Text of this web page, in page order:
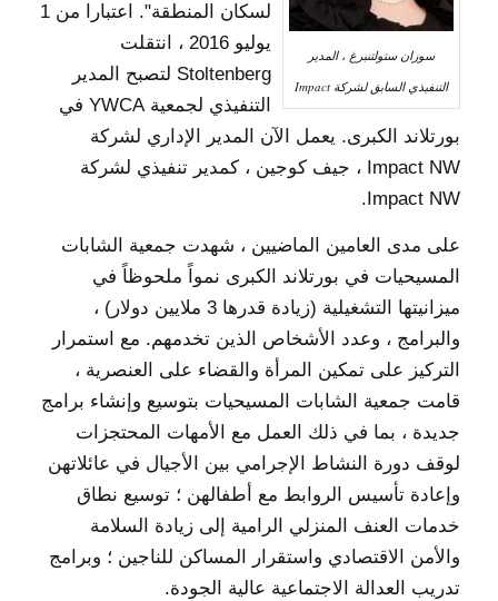
سوزان ستولتنبرغ ، المدير
التنفيذي السابق لشركة Impact
لسكان المنطقة". اعتبارا من 1
يوليو 2016 ، انتقلت
Stoltenberg لتصبح المدير
التنفيذي لجمعية YWCA في
بورتلاند الكبرى. يعمل الآن المدير الإداري لشركة
Impact NW ، جيف كوجين ، كمدير تنفيذي لشركة
Impact NW.
على مدى العامين الماضيين ، شهدت جمعية الشابات
المسيحيات في بورتلاند الكبرى نمواً ملحوظاً في
ميزانيتها التشغيلية (زيادة قدرها 3 ملايين دولار) ،
والبرامج ، وعدد الأشخاص الذين تخدمهم. مع استمرار
التركيز على تمكين المرأة والقضاء على العنصرية ،
قامت جمعية الشابات المسيحيات بتوسيع وإنشاء برامج
جديدة ، بما في ذلك العمل مع الأمهات المحتجزات
لوقف دورة النشاط الإجرامي بين الأجيال في عائلاتهن
وإعادة تأسيس الروابط مع أطفالهن ؛ توسيع نطاق
خدمات العنف المنزلي الرامية إلى زيادة السلامة
والأمن الاقتصادي واستقرار المساكن للناجين ؛ وبرامج
تدريب العدالة الاجتماعية عالية الجودة.